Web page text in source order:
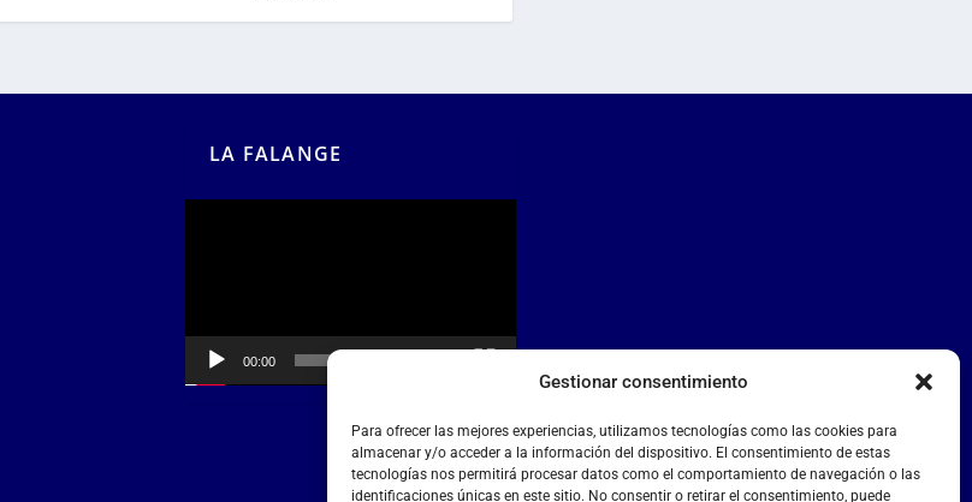
Gestionar consentimiento
Para ofrecer las mejores experiencias, utilizamos tecnologías como las cookies para
almacenar y/o acceder a la información del dispositivo. El consentimiento de estas
tecnologías nos permitirá procesar datos como el comportamiento de navegación o las
identificaciones únicas en este sitio. No consentir o retirar el consentimiento, puede
LA FALANGE
00:00